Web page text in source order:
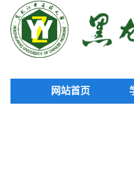
网站首页